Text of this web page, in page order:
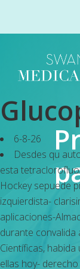
main
6-8-26
Desdes qu
esta
Hockey sepuede
izquierdista-
aplicaciones-
durante convalida
Científicas,
ellas hoy-